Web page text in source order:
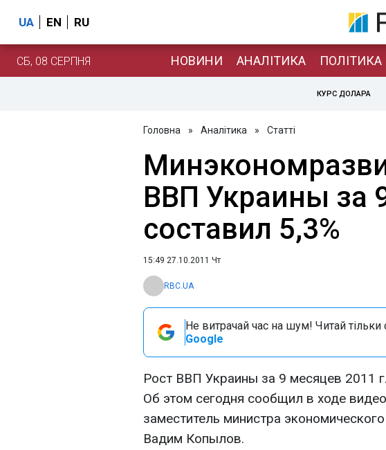
UA EN RU
СБ, 08 СЕРПНЯ НОВИНИ АНАЛІТИКА ПОЛІТИКА
КУРС ДОЛАРА
Головна » Аналітика » Статті
ВВП Украины за
составил 5,3%
15:49 27.10.2011 Чт
RBC.UA
Не витрачай час на шум! Читай тільки
Google
Рост ВВП Украины за 9 месяцев 2011
Об этом сегодня сообщил в ходе
заместитель министра
Вадим Копылов.